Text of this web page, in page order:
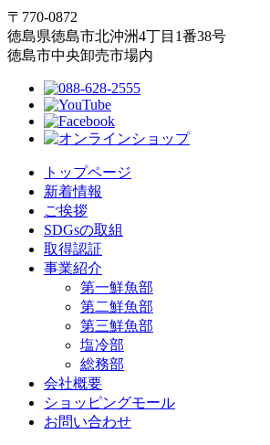
〒770-0872
徳島県徳島市北沖洲4丁目1番38号
徳島市中央卸売市場内
トップページ
新着情報
ご挨拶
SDGsの取組
取得認証
事業紹介
第一鮮魚部
第二鮮魚部
第三鮮魚部
塩冷部
総務部
会社概要
ショッピングモール
お問い合わせ